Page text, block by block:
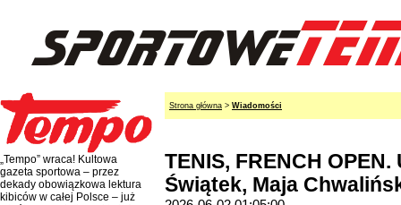
„Tempo” wraca! Kultowa
gazeta sportowa – przez
dekady obowiązkowa lektura
kibiców w całej Polsce – już
Strona główna > Wiadomości
TENIS, FRENCH
Świątek, Maja